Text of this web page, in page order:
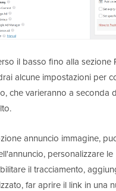
il basso fino alla sezione
alcune impostazioni per
che varieranno a seconda
annuncio immagine,
personalizzare le
il tracciamento,
far aprire il link in una